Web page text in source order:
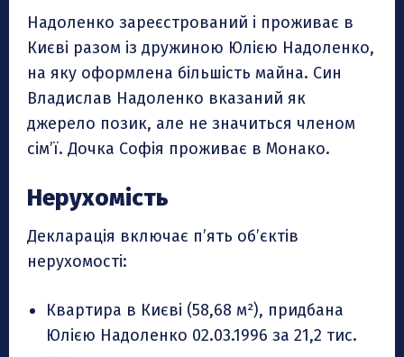
Надоленко зареєстрований і проживає в
Києві разом із дружиною Юлією Надоленко,
на яку оформлена більшість майна. Син
Владислав Надоленко вказаний як
джерело позик, але не значиться членом
сім’ї. Дочка Софія проживає в Монако.
Нерухомість
Декларація включає п’ять об’єктів
нерухомості:
Квартира в Києві (58,68 м²), придбана
Юлією Надоленко 02.03.1996 за 21,2 тис.